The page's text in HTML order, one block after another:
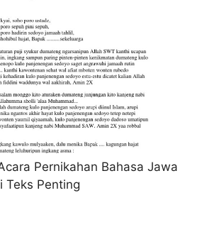
Pernikahan Bahasa Jawa
Teks Penting